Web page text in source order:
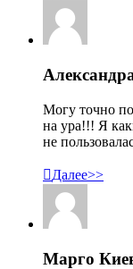
Могу точно
на ура!!! Я
не
Далее>>
Марго